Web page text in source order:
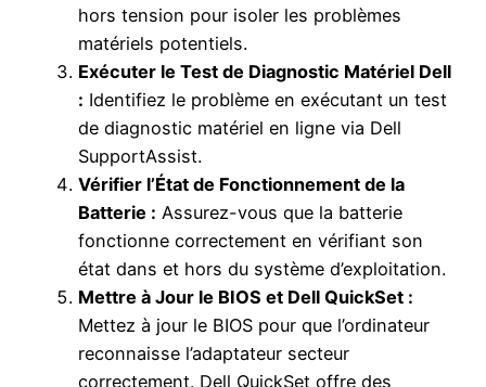
hors tension pour isoler les problèmes
matériels potentiels.
Exécuter le Test de Diagnostic Matériel Dell
: Identifiez le problème en exécutant un test
de diagnostic matériel en ligne via Dell
SupportAssist.
Vérifier l’État de Fonctionnement de la
Batterie : Assurez-vous que la batterie
fonctionne correctement en vérifiant son
état dans et hors du système d’exploitation.
Mettre à Jour le BIOS et Dell QuickSet :
Mettez à jour le BIOS pour que l’ordinateur
reconnaisse l’adaptateur secteur
correctement. Dell QuickSet offre des